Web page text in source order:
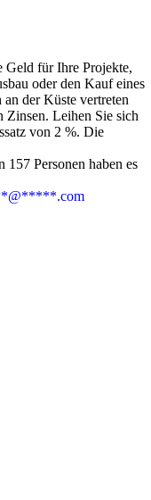
Geld für Ihre Projekte,
oder den Kauf eines
der Küste vertreten
Zinsen. Leihen Sie sich
von 2 %. Die
157 Personen haben es